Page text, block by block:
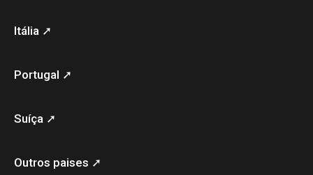
Itália ➚
Portugal ➚
Suíça ➚
Outros paises ➚